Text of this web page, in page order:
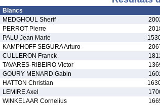
Blancs
MEDGHOUL Sherif
PERROT Pierre
PALU Jean Marie
KAMPHOFF SEGURA Arturo
CULLERON Franck
TAVARES-RIBEIRO Victor
GOURY MENARD Gabin
HATTON Christian
LEMIRE Axel
WINKELAAR Cornelius